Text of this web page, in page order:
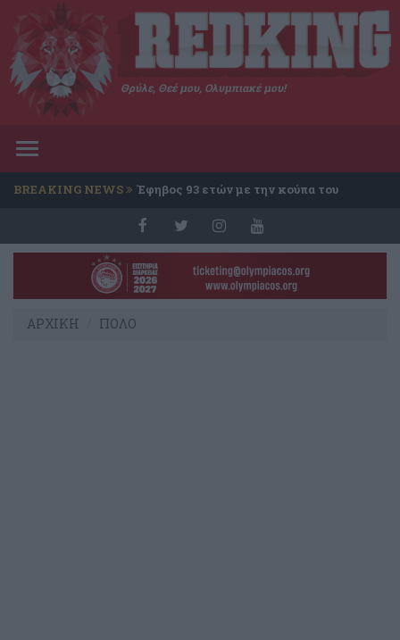
Θρύλε, Θεέ μου, Ολυμπιακέ μου!
Toggle
BREAKING NEWS Έφηβος 93 ετών με την κούπα του
ΑΡΧΙΚΗ ΠΟΛΟ